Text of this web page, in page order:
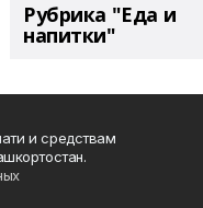
Рубрика "Еда и
напитки"
и средствам